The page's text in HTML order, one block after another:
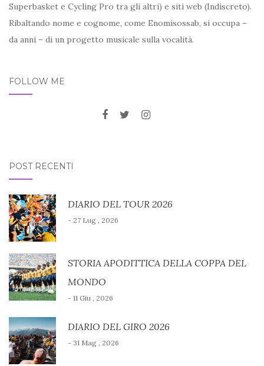
Superbasket e Cycling Pro tra gli altri) e siti web (Indiscreto).
Ribaltando nome e cognome, come Enomisossab, si occupa –
da anni – di un progetto musicale sulla vocalità.
FOLLOW ME
POST RECENTI
DIARIO DEL TOUR 2026
- 27 Lug , 2026
STORIA APODITTICA DELLA COPPA DEL
MONDO
- 11 Giu , 2026
DIARIO DEL GIRO 2026
- 31 Mag , 2026